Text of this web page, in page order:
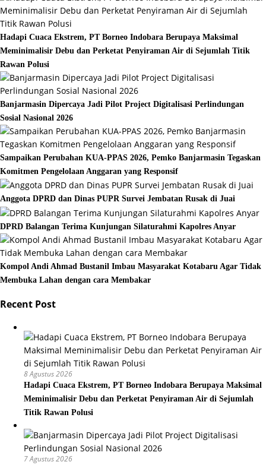
Hadapi Cuaca Ekstrem, PT Borneo Indobara Berupaya Maksimal
Meminimalisir Debu dan Perketat Penyiraman Air di Sejumlah Titik
Rawan Polusi
Banjarmasin Dipercaya Jadi Pilot Project Digitalisasi Perlindungan
Sosial Nasional 2026
Sampaikan Perubahan KUA-PPAS 2026, Pemko Banjarmasin Tegaskan
Komitmen Pengelolaan Anggaran yang Responsif
Anggota DPRD dan Dinas PUPR Survei Jembatan Rusak di Juai
DPRD Balangan Terima Kunjungan Silaturahmi Kapolres Anyar
Kompol Andi Ahmad Bustanil Imbau Masyarakat Kotabaru Agar Tidak
Membuka Lahan dengan cara Membakar
Recent Post
8 Agustus 2026
Hadapi Cuaca Ekstrem, PT Borneo Indobara Berupaya Maksimal
Meminimalisir Debu dan Perketat Penyiraman Air di Sejumlah
Titik Rawan Polusi
7 Agustus 2026